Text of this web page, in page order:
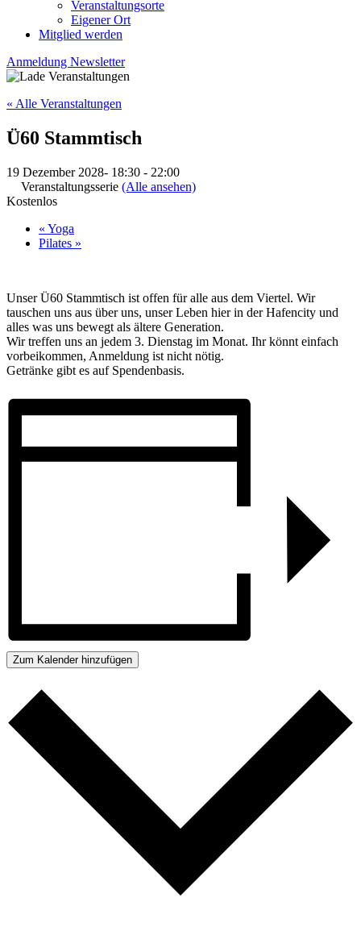
Veranstaltungsorte
Eigener Ort
Mitglied werden
Anmeldung Newsletter
« Alle Veranstaltungen
Ü60 Stammtisch
19 Dezember 2028- 18:30 - 22:00
Veranstaltungsserie (Alle ansehen)
Kostenlos
« Yoga
Pilates »
Unser Ü60 Stammtisch ist offen für alle aus dem Viertel. Wir
tauschen uns aus über uns, unser Leben hier in der Hafencity und
alles was uns bewegt als ältere Generation.
Wir treffen uns an jedem 3. Dienstag im Monat. Ihr könnt einfach
vorbeikommen, Anmeldung ist nicht nötig.
Getränke gibt es auf Spendenbasis.
Zum Kalender hinzufügen